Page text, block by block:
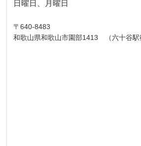
日曜日、月曜日
〒640-8483
和歌山県和歌山市園部1413 （六十谷駅